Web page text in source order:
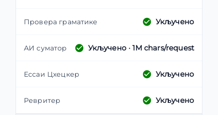
Провера граматике Укључено
АИ суматор Укључено· 1M chars/request
Ессаи Цхецкер Укључено
Ревритер Укључено